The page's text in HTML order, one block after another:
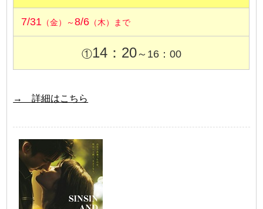
7/31 （金）～8/6 （木）まで
①14：20～16：00
→ 詳細はこちら